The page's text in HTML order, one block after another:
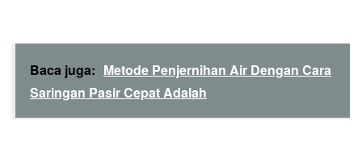
Baca juga: Metode Penjernihan Air Dengan Cara
Saringan Pasir Cepat Adalah